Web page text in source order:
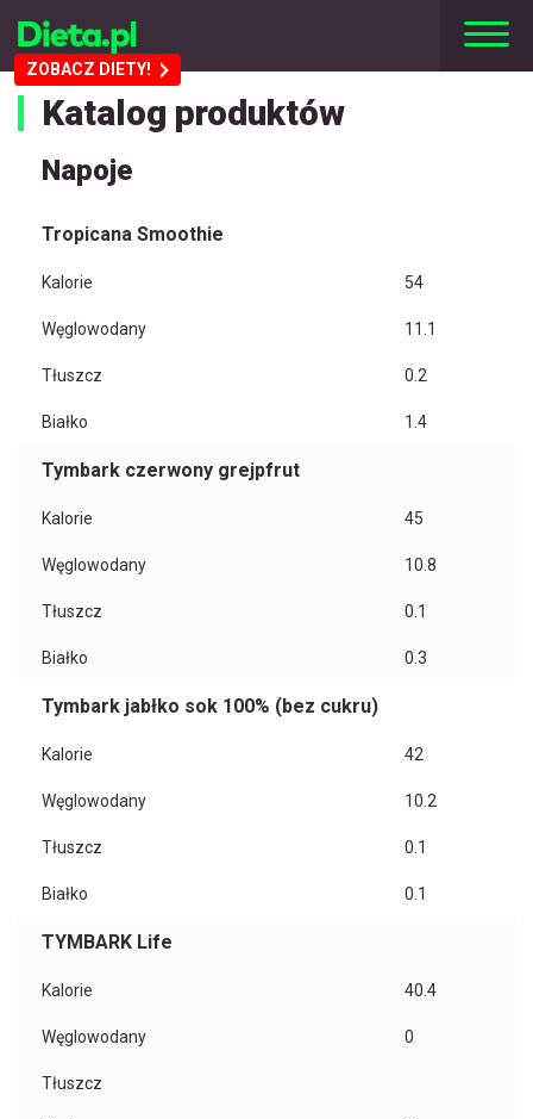
ZOBACZ DIETY!
Katalog produktów
Napoje
Tropicana Smoothie
Kalorie 54
Węglowodany 11.1
Tłuszcz 0.2
Białko 1.4
Tymbark czerwony grejpfrut
Kalorie 45
Węglowodany 10.8
Tłuszcz 0.1
Białko 0.3
Tymbark jabłko sok 100% (bez cukru)
Kalorie 42
Węglowodany 10.2
Tłuszcz 0.1
Białko 0.1
TYMBARK Life
Kalorie 40.4
Węglowodany 0
Tłuszcz